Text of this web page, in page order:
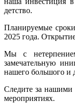
детство.
Планируемые
2025 года.
Мы с
замечательную
нашего большого и
Следите за нашими
мероприятиях.